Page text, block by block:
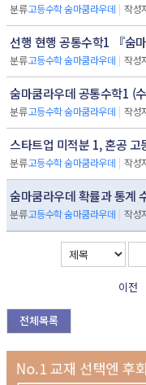
분류고등수학 숨마쿰라우데 | 작성
선행 현행 공통수학1 『숨
분류고등수학 숨마쿰라우데 | 작성
숨마쿰라우데 공통수학1 (
분류고등수학 숨마쿰라우데 | 작성
스타트업 미적분 1, 혼공 고
분류고등수학 숨마쿰라우데 | 작성
숨마쿰라우데 확률과 통계
분류고등수학 숨마쿰라우데 | 작성
이전
전체목록